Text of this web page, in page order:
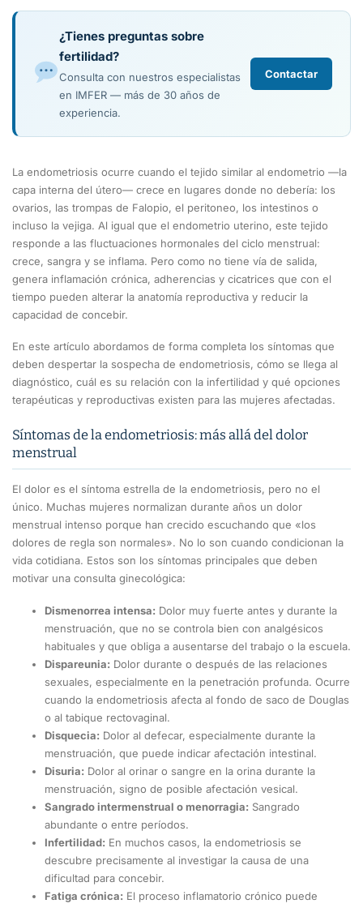
¿Tienes preguntas sobre
fertilidad?
Consulta con nuestros especialistas
en IMFER — más de 30 años de
experiencia.
Contactar
La endometriosis ocurre cuando el tejido similar al endometrio —la
capa interna del útero— crece en lugares donde no debería: los
ovarios, las trompas de Falopio, el peritoneo, los intestinos o
incluso la vejiga. Al igual que el endometrio uterino, este tejido
responde a las fluctuaciones hormonales del ciclo menstrual:
crece, sangra y se inflama. Pero como no tiene vía de salida,
genera inflamación crónica, adherencias y cicatrices que con el
tiempo pueden alterar la anatomía reproductiva y reducir la
capacidad de concebir.
En este artículo abordamos de forma completa los síntomas que
deben despertar la sospecha de endometriosis, cómo se llega al
diagnóstico, cuál es su relación con la infertilidad y qué opciones
terapéuticas y reproductivas existen para las mujeres afectadas.
Síntomas de la endometriosis: más allá del dolor
menstrual
El dolor es el síntoma estrella de la endometriosis, pero no el
único. Muchas mujeres normalizan durante años un dolor
menstrual intenso porque han crecido escuchando que «los
dolores de regla son normales». No lo son cuando condicionan la
vida cotidiana. Estos son los síntomas principales que deben
motivar una consulta ginecológica:
Dismenorrea intensa: Dolor muy fuerte antes y durante la
menstruación, que no se controla bien con analgésicos
habituales y que obliga a ausentarse del trabajo o la escuela.
Dispareunia: Dolor durante o después de las relaciones
sexuales, especialmente en la penetración profunda. Ocurre
cuando la endometriosis afecta al fondo de saco de Douglas
o al tabique rectovaginal.
Disquecia: Dolor al defecar, especialmente durante la
menstruación, que puede indicar afectación intestinal.
Disuria: Dolor al orinar o sangre en la orina durante la
menstruación, signo de posible afectación vesical.
Sangrado intermenstrual o menorragia: Sangrado
abundante o entre períodos.
Infertilidad: En muchos casos, la endometriosis se
descubre precisamente al investigar la causa de una
dificultad para concebir.
Fatiga crónica: El proceso inflamatorio crónico puede